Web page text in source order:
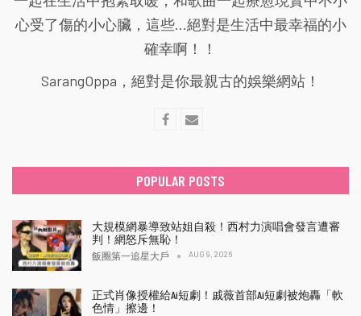
心受了傷的小心臟，這些...絕對是生活中最幸福的小
確幸啊！！
SarangOppa，絕對是你最親古的娛樂網站！
POPULAR POSTS
大規模網暴導致站姐自殺！西村力演唱會發言遭審
判！網怒斥無恥！
飯圈第一追星大戶 AUG 9, 2026
正式肖像授權給Ai短劇！戚薇首部Ai短劇被炮轟「軟
色情」擦邊！